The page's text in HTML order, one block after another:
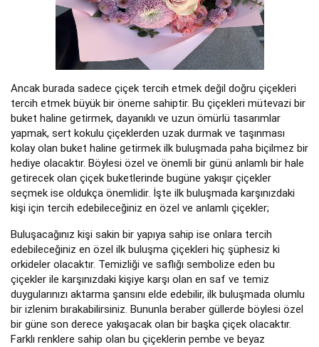
Ancak burada sadece çiçek tercih etmek değil doğru çiçekleri
tercih etmek büyük bir öneme sahiptir. Bu çiçekleri mütevazi bir
buket haline getirmek, dayanıklı ve uzun ömürlü tasarımlar
yapmak, sert kokulu çiçeklerden uzak durmak ve taşınması
kolay olan buket haline getirmek ilk buluşmada paha biçilmez bir
hediye olacaktır. Böylesi özel ve önemli bir günü anlamlı bir hale
getirecek olan çiçek buketlerinde bugüne yakışır çiçekler
seçmek ise oldukça önemlidir. İşte ilk buluşmada karşınızdaki
kişi için tercih edebileceğiniz en özel ve anlamlı çiçekler;
Buluşacağınız kişi sakin bir yapıya sahip ise onlara tercih
edebileceğiniz en özel ilk buluşma çiçekleri hiç şüphesiz ki
orkideler olacaktır. Temizliği ve saflığı sembolize eden bu
çiçekler ile karşınızdaki kişiye karşı olan en saf ve temiz
duygularınızı aktarma şansını elde edebilir, ilk buluşmada olumlu
bir izlenim bırakabilirsiniz. Bununla beraber güllerde böylesi özel
bir güne son derece yakışacak olan bir başka çiçek olacaktır.
Farklı renklere sahip olan bu çiçeklerin pembe ve beyaz